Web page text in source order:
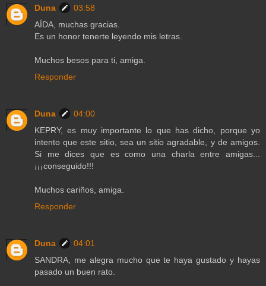
Duna
03:58
AÍDA, muchas gracias.
Es un honor tenerte leyendo mis letras.
Muchos besos para ti, amiga.
Responder
Duna
04:00
KEPRY, es muy importante lo que has dicho, porque yo
intento que este sitio, sea un sitio agradable, y de amigos.
Si me dices que es como una charla entre amigas...
¡¡¡conseguido!!!
Muchos cariños, amiga.
Responder
Duna
04:01
SANDRA, me alegra mucho que te haya gustado y hayas
pasado un buen rato.